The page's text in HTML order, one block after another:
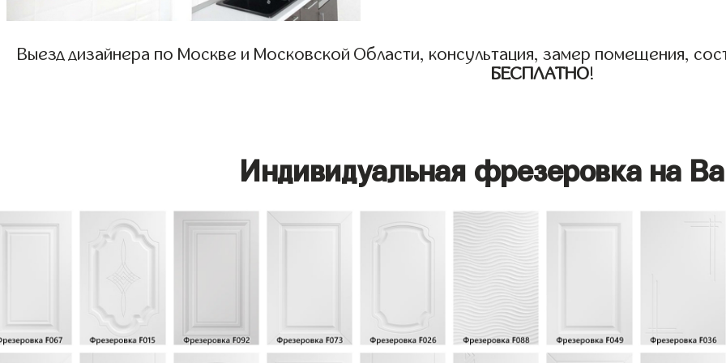
Выезд дизайнера по Москве и Московской Области, консультация, замер помещения,
БЕСПЛАТНО!
Индивидуальная фрезеровка на